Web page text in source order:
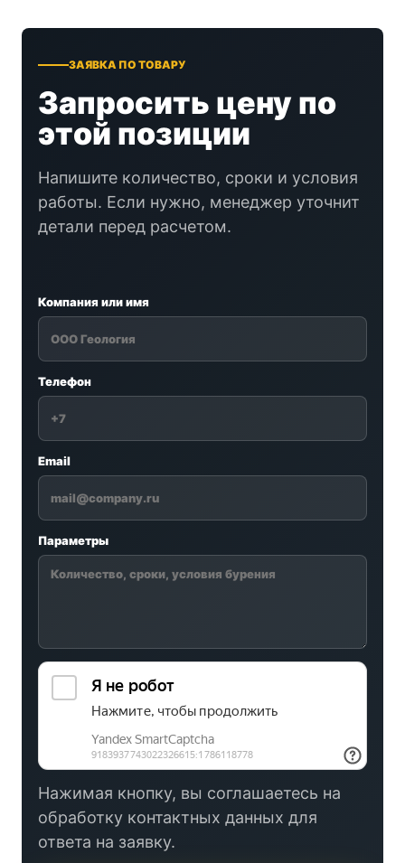
ЗАЯВКА ПО ТОВАРУ
Запросить цену по
этой позиции
Напишите количество, сроки и условия
работы. Если нужно, менеджер уточнит
детали перед расчетом.
Компания или имя
Телефон
Email
Параметры
Нажимая кнопку, вы соглашаетесь на
обработку контактных данных для
ответа на заявку.